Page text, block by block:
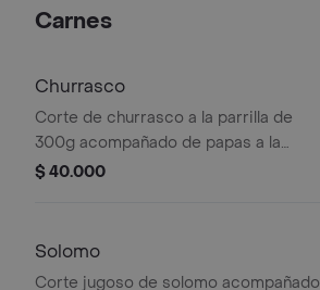
Carnes
Churrasco
Corte de churrasco a la parrilla de
300g acompañado de papas a la
francesa y ensalada .
$ 40.000
Solomo
Corte jugoso de solomo acompañado